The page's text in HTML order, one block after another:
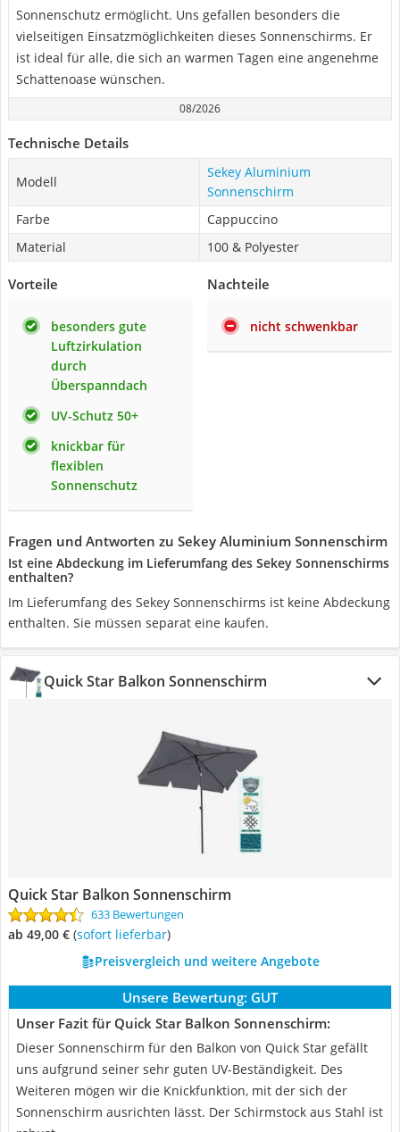
Sonnenschutz ermöglicht. Uns gefallen besonders die
vielseitigen Einsatzmöglichkeiten dieses Sonnenschirms. Er
ist ideal für alle, die sich an warmen Tagen eine angenehme
Schattenoase wünschen.
08/2026
Technische Details
Modell
Sekey Aluminium
Sonnenschirm
Farbe
Cappuccino
Material
100 & Polyester
Vorteile
besonders gute
Luftzirkulation
durch
Überspanndach
UV-Schutz 50+
knickbar für
flexiblen
Sonnenschutz
Nachteile
nicht schwenkbar
Fragen und Antworten zu Sekey Aluminium Sonnenschirm
Ist eine Abdeckung im Lieferumfang des Sekey Sonnenschirms
enthalten?
Im Lieferumfang des Sekey Sonnenschirms ist keine Abdeckung
enthalten. Sie müssen separat eine kaufen.
Quick Star Balkon Sonnenschirm
Quick Star Balkon Sonnenschirm
633 Bewertungen
ab 49,00 € ( Sofort lieferbar)
Preisvergleich und weitere Angebote
Unsere Bewertung: GUT
Unser Fazit für Quick Star Balkon Sonnenschirm:
Dieser Sonnenschirm für den Balkon von Quick Star gefällt
uns aufgrund seiner sehr guten UV-Beständigkeit. Des
Weiteren mögen wir die Knickfunktion, mit der sich der
Sonnenschirm ausrichten lässt. Der Schirmstock aus Stahl ist